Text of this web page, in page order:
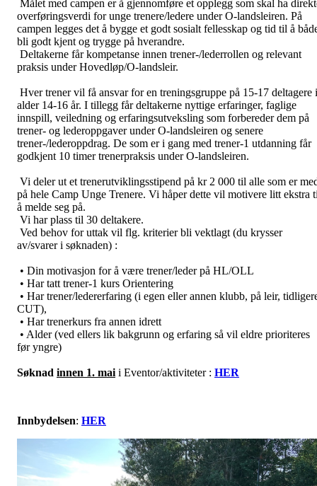
Målet med campen er å gjennomføre et opplegg som skal ha
overføringsverdi for unge trenere/ledere under O-landsleiren. På
campen legges det å bygge et godt sosialt fellesskap og tid til å
bli godt kjent og trygge på hverandre.
Deltakerne får kompetanse innen trener-/lederrollen og relevant
praksis under Hovedløp/O-landsleir.
Hver trener vil få ansvar for en treningsgruppe på 15-17 deltagere i
alder 14-16 år. I tillegg får deltakerne nyttige erfaringer, faglige
innspill, veiledning og erfaringsutveksling som forbereder dem på
trener- og lederoppgaver under O-landsleiren og senere
trener-/lederoppdrag. De som er i gang med trener-1 utdanning får
godkjent 10 timer trenerpraksis under O-landsleiren.
Vi deler ut et trenerutviklingsstipend på kr 2 000 til alle som er
på hele Camp Unge Trenere. Vi håper dette vil motivere litt ekstra
å melde seg på.
Vi har plass til 30 deltakere.
Ved behov for uttak vil flg. kriterier bli vektlagt (du krysser
av/svarer i søknaden) :
• Din motivasjon for å være trener/leder på HL/OLL
• Har tatt trener-1 kurs Orientering
• Har trener/ledererfaring (i egen eller annen klubb, på leir,
CUT),
• Har trenerkurs fra annen idrett
• Alder (ved ellers lik bakgrunn og erfaring så vil eldre prioriteres
før yngre)
Søknad innen 1. mai i Eventor/aktiviteter : HER
Innbydelsen: HER